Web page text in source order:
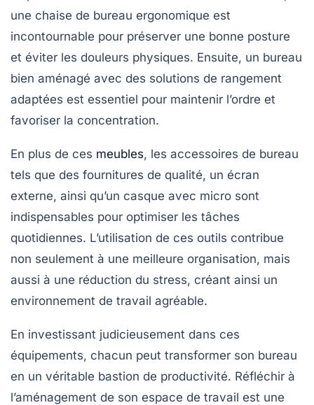
une chaise de bureau ergonomique est
incontournable pour préserver une bonne posture
et éviter les douleurs physiques. Ensuite, un bureau
bien aménagé avec des solutions de rangement
adaptées est essentiel pour maintenir l’ordre et
favoriser la concentration.
En plus de ces meubles, les accessoires de bureau
tels que des fournitures de qualité, un écran
externe, ainsi qu’un casque avec micro sont
indispensables pour optimiser les tâches
quotidiennes. L’utilisation de ces outils contribue
non seulement à une meilleure organisation, mais
aussi à une réduction du stress, créant ainsi un
environnement de travail agréable.
En investissant judicieusement dans ces
équipements, chacun peut transformer son bureau
en un véritable bastion de productivité. Réfléchir à
l’aménagement de son espace de travail est une